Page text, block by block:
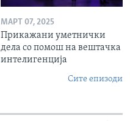
МАРТ 07, 2025
Прикажани уметнички
дела со помош на вештачка
интелигенција
Сите епизоди